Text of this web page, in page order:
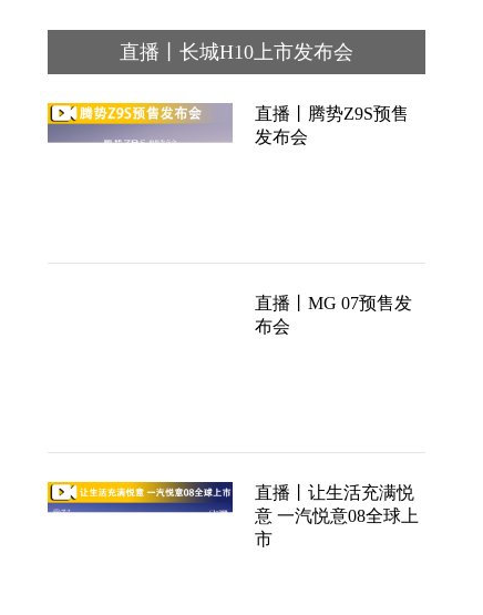
直播丨长城H10上市发布会
直播丨腾势Z9S预售
发布会
直播丨MG 07预售发
布会
直播丨让生活充满悦
意 一汽悦意08全球上
市